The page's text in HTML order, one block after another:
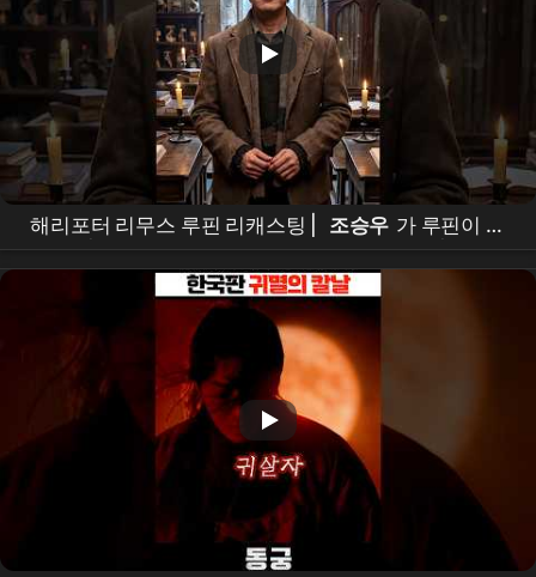
해리포터 리무스 루핀 리캐스팅 | 조승우 가 루핀이 된
다면? | Harry Potter Remus Lupin Recasting | Cho
Seung-woo